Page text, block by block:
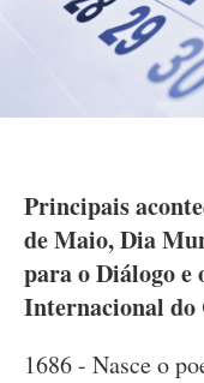
Principais
de Maio, Dia
para o Diálogo e
Internacional do
1686 - Nasce o